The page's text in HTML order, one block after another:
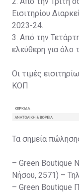
Εισιτηρίου
2023-24.
3. Από την
ελεύθερη για όλο
Οι τιμές
ΚΟΠ
Τα σημεία
– Green Boutique
Νήσου, 2571) –
– Green Boutique